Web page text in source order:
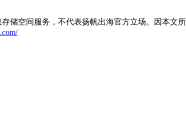
储空间服务，不代表扬帆出海官方立场。因本文